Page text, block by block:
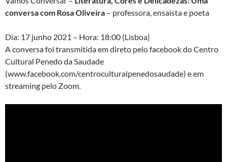
conversa com Rosa Oliveira – professora, ensaísta e poeta
Dia: 17 junho 2021 – Hora: 18:00 (Lisboa)
A conversa foi transmitida em direto pelo facebook do Centro
Cultural Penedo da Saudade
(www.facebook.com/centroculturalpenedosaudade) e em
streaming pelo Zoom.